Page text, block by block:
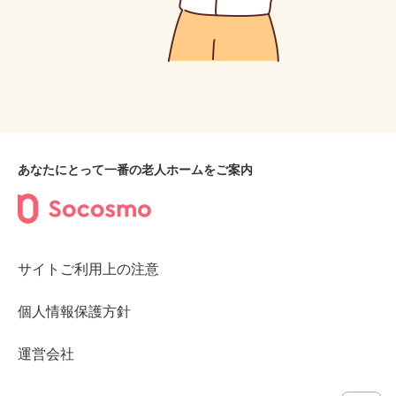
あなたにとって一番の老人ホームをご案内
サイトご利用上の注意
個人情報保護方針
運営会社